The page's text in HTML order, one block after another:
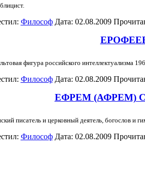
ФилософДата: 02.08.2009
ЕРОФЕЕВ
фигура российского интеллектуализма
ФилософДата: 02.08.2009
ЕФРЕМ (АФРЕМ)
писатель и церковный деятель, богослов и
ФилософДата: 02.08.2009